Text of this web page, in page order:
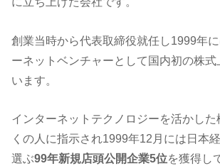
創業当時から代表取締役就任し1999年
ーネットベンチャーとして国内初の株式
います。
インターネットテクノロジーを活かした
くの人に指示され1999年12月には日本
選ぶ99年新規店頭公開企業5位を獲得し